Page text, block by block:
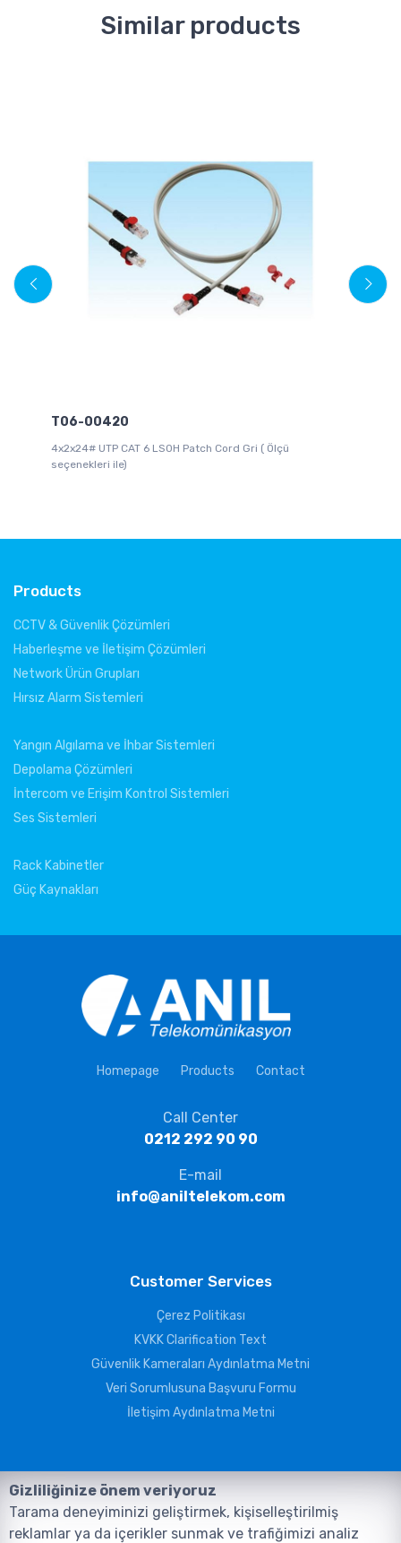
Similar products
T06-00420
4x2x24# UTP CAT 6 LS0H Patch Cord Gri ( Ölçü
seçenekleri ile)
Products
CCTV & Güvenlik Çözümleri
Haberleşme ve İletişim Çözümleri
Network Ürün Grupları
Hırsız Alarm Sistemleri
Yangın Algılama ve İhbar Sistemleri
Depolama Çözümleri
İntercom ve Erişim Kontrol Sistemleri
Ses Sistemleri
Rack Kabinetler
Güç Kaynakları
Homepage Products Contact
Call Center
0212 292 90 90
E-mail
info@aniltelekom.com
Customer Services
Çerez Politikası
KVKK Clarification Text
Güvenlik Kameraları Aydınlatma Metni
Veri Sorumlusuna Başvuru Formu
İletişim Aydınlatma Metni
Gizliliğinize önem veriyoruz
Tarama deneyiminizi geliştirmek, kişiselleştirilmiş
reklamlar ya da içerikler sunmak ve trafiğimizi analiz